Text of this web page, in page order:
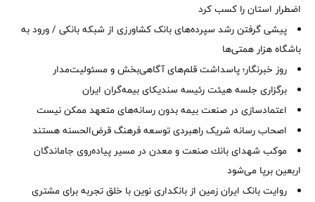
اضطرار استان را كسب كرد
پیشی گرفتن رشد سپرده‌های بانک کشاورزی از شبکه بانکی / ورود به
باشگاه هزار همتی‌ها
روز خبرنگار؛ پاسداشت قلم‌های آگاهی‌بخش و مسئولیت‌مدار
برگزاری جلسه هیئت رئیسه سندیکای بیمه‌گران ایران
اعتمادسازی در صنعت بیمه بدون رسانه‌های متعهد ممکن نیست
اصحاب رسانه شریک راهبردی توسعه فرهنگ قرض‌الحسنه هستند
موكب شهدای بانك صنعت و معدن در مسیر پیاده‌روی جاماندگان
اربعین برپا می‌شود
روایت بانک ایران زمین از بانکداری نوین با خلق تجربه برای مشتری